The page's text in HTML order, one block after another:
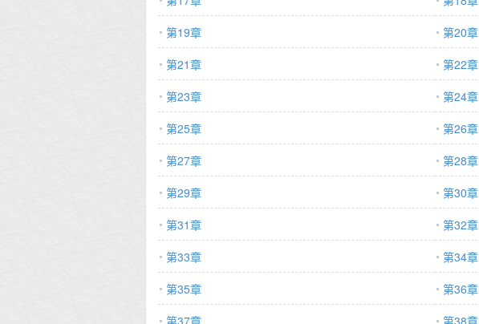
第19章
第20章
第21章
第22章
第23章
第24章
第25章
第26章
第27章
第28章
第29章
第30章
第31章
第32章
第33章
第34章
第35章
第36章
第37章
第38章